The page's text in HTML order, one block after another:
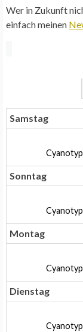
Wer in Zukunft
einfach meinen
Samstag
Samstag,
1st
2026
Sonntag
Sonntag,
2026
Montag
Montag,
3rd
2026
Dienstag
Dienstag,